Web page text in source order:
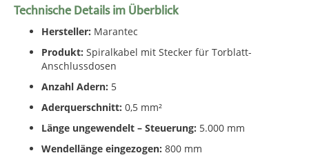
Technische Details im Überblick
Hersteller: Marantec
Produkt: Spiralkabel mit Stecker für Torblatt-
Anschlussdosen
Anzahl Adern: 5
Aderquerschnitt: 0,5 mm²
Länge ungewendelt – Steuerung: 5.000 mm
Wendellänge eingezogen: 800 mm